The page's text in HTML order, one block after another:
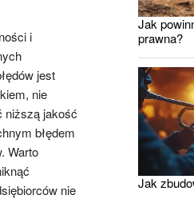
i
jest
nie
niższą jakość
błędem
Warto
nie
Jak
prawna?
Jak